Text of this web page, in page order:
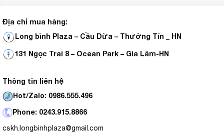
Địa chỉ mua hàng:
Long bình Plaza – Cầu Dừa – Thường Tín _ HN
131 Ngọc Trai 8 – Ocean Park – Gia Lâm-HN
Thông tin liên hệ
Hot/Zalo: 0986.555.496
Phone: 0243.915.8866
cskh.longbinhplaza@gmail.com